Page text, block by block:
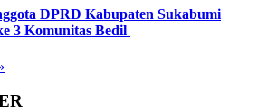
DPRD Kabupaten Sukabumi
3 Komunitas Bedil